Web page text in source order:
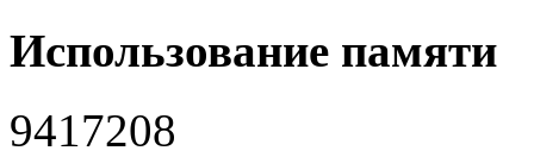
Использование памяти
9417208